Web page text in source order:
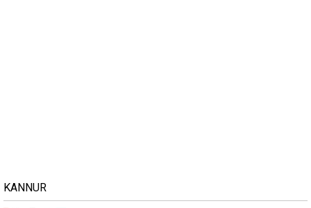
KANNUR